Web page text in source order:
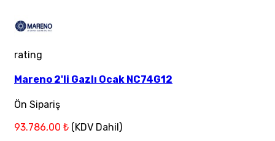
rating
Mareno 2'li Gazlı Ocak NC74G12
Ön Sipariş
93.786,00 ₺ (KDV Dahil)